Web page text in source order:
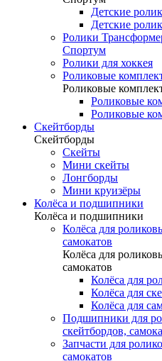
Детские
Детские
Ролики
Спортум
Ролики для хоккея
Роликовые
Роликовые
Роликовые
Роликовые
Скейтборды
Скейтборды
Скейты
Мини скейты
Лонгборды
Мини круизёры
Колёса и подшипники
Колёса и подшипники
Колёса для
самокатов
Колёса для
самокатов
Колёса для
Колёса для
Колёса для
Подшипники для
скейтбордов,
Запчасти для
самокатов